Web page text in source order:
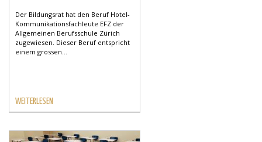
AUS
Der Bildungsrat hat den Beruf Hotel-
Kommunikationsfachleute EFZ der
Allgemeinen Berufsschule Zürich
zugewiesen. Dieser Beruf entspricht
einem grossen...
WEITERLESEN